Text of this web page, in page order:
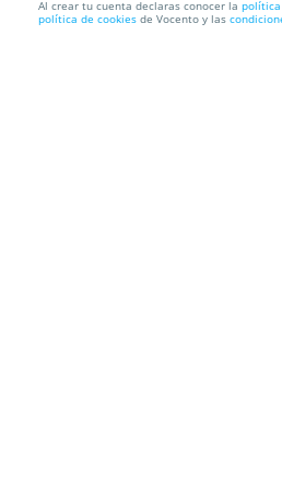
Manicura Semipermanente
Al crear tu cuenta declaras conocer la
política de cookies de Vocento y las